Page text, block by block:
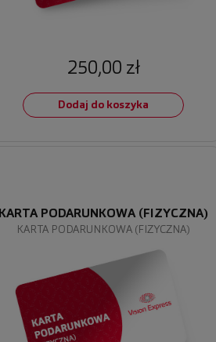
250,00 zł
Dodaj do koszyka
KARTA PODARUNKOWA (FIZYCZNA)
KARTA PODARUNKOWA (FIZYCZNA)